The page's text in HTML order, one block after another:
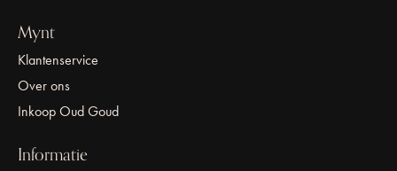
Mynt
Klantenservice
Over ons
Inkoop Oud Goud
Informatie